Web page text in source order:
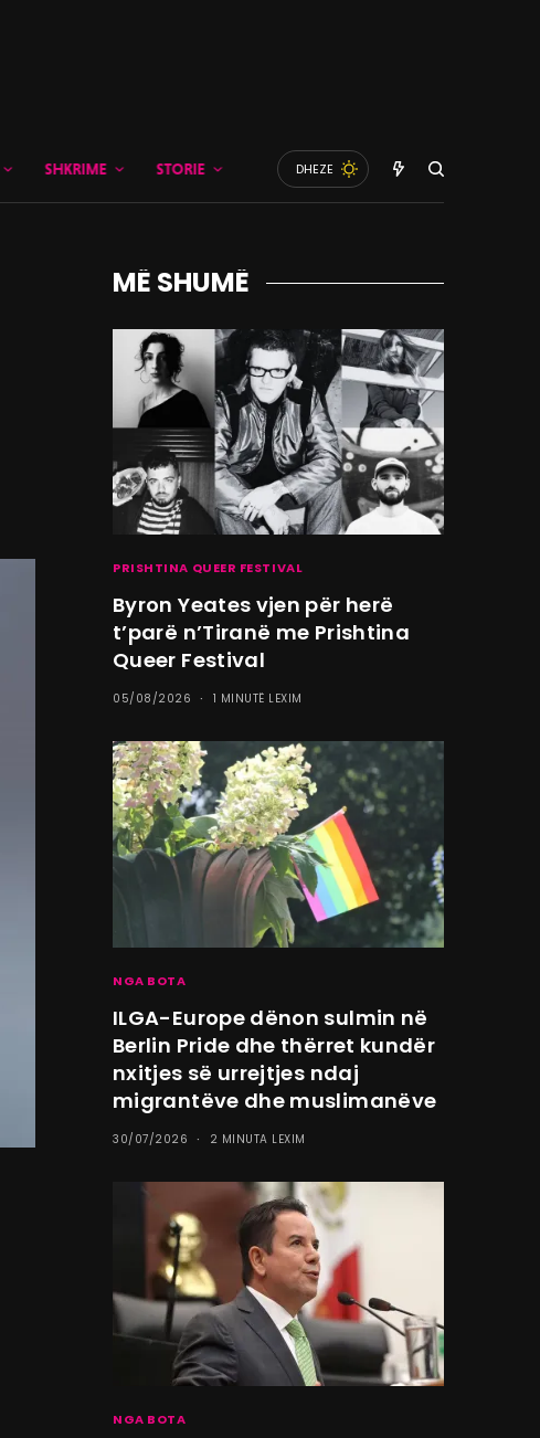
SHKRIME STORIE DHEZE
MË SHUMË
PRISHTINA QUEER FESTIVAL
Byron Yeates vjen për herë
t’parë n’Tiranë me Prishtina
Queer Festival
05/08/2026 1 MINUTË LEXIM
NGA BOTA
ILGA-Europe dënon sulmin në
Berlin Pride dhe thërret kundër
nxitjes së urrejtjes ndaj
migrantëve dhe muslimanëve
30/07/2026 2 MINUTA LEXIM
NGA BOTA